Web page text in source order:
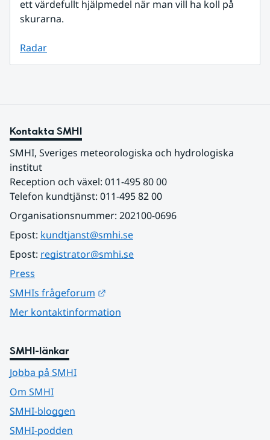
ett värdefullt hjälpmedel när man vill ha koll på
skurarna.
Radar
Kontakta SMHI
SMHI, Sveriges meteorologiska och hydrologiska
institut
Reception och växel: 011-495 80 00
Telefon kundtjänst: 011-495 82 00
Organisationsnummer: 202100-0696
Epost: kundtjanst@smhi.se
Epost: registrator@smhi.se
Press
SMHIs frågeforum
Mer kontaktinformation
SMHI-länkar
Jobba på SMHI
Om SMHI
SMHI-bloggen
SMHI-podden